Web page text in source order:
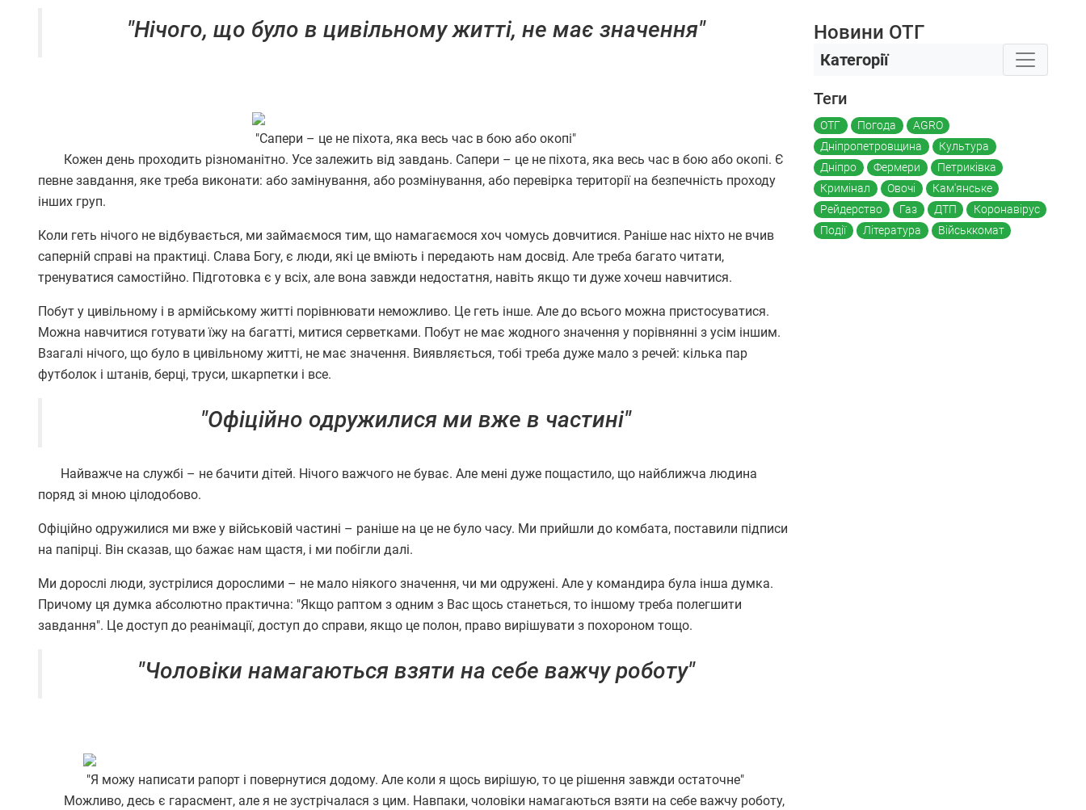
"Нічого, що було в цивільному житті, не має значення"
"Сапери – це не піхота, яка весь час в бою або окопі"
Кожен день проходить різноманітно. Усе залежить від завдань. Сапери – це не піхота, яка весь час в бою або окопі. Є
певне завдання, яке треба виконати: або замінування, або розмінування, або перевірка території на безпечність проходу
інших груп.
Коли геть нічого не відбувається, ми займаємося тим, що намагаємося хоч чомусь довчитися. Раніше нас ніхто не вчив
саперній справі на практиці. Слава Богу, є люди, які це вміють і передають нам досвід. Але треба багато читати,
тренуватися самостійно. Підготовка є у всіх, але вона завжди недостатня, навіть якщо ти дуже хочеш навчитися.
Побут у цивільному і в армійському житті порівнювати неможливо. Це геть інше. Але до всього можна пристосуватися.
Можна навчитися готувати їжу на багатті, митися серветками. Побут не має жодного значення у порівнянні з усім іншим.
Взагалі нічого, що було в цивільному житті, не має значення. Виявляється, тобі треба дуже мало з речей: кілька пар
футболок і штанів, берці, труси, шкарпетки і все.
"Офіційно одружилися ми вже в частині"
Найважче на службі – не бачити дітей. Нічого важчого не буває. Але мені дуже пощастило, що найближча людина
поряд зі мною цілодобово.
Офіційно одружилися ми вже у військовій частині – раніше на це не було часу. Ми прийшли до комбата, поставили підписи
на папірці. Він сказав, що бажає нам щастя, і ми побігли далі.
Ми дорослі люди, зустрілися дорослими – не мало ніякого значення, чи ми одружені. Але у командира була інша думка.
Причому ця думка абсолютно практична: "Якщо раптом з одним з Вас щось станеться, то іншому треба полегшити
завдання". Це доступ до реанімації, доступ до справи, якщо це полон, право вирішувати з похороном тощо.
"Чоловіки намагаються взяти на себе важчу роботу"
"Я можу написати рапорт і повернутися додому. Але коли я щось вирішую, то це рішення завжди остаточне"
Можливо, десь є гарасмент, але я не зустрічалася з цим. Навпаки, чоловіки намагаються взяти на себе важчу роботу,
Новини ОТГ
Категорії
Теги
ОТГ Погода
AGRO
Дніпропетровщина
Культура
Дніпро
Фермери
Петриківка
Кримінал
Овочі
Кам'янське
Рейдерство
Газ ДТП
Коронавірус
Події
Література Військкомат